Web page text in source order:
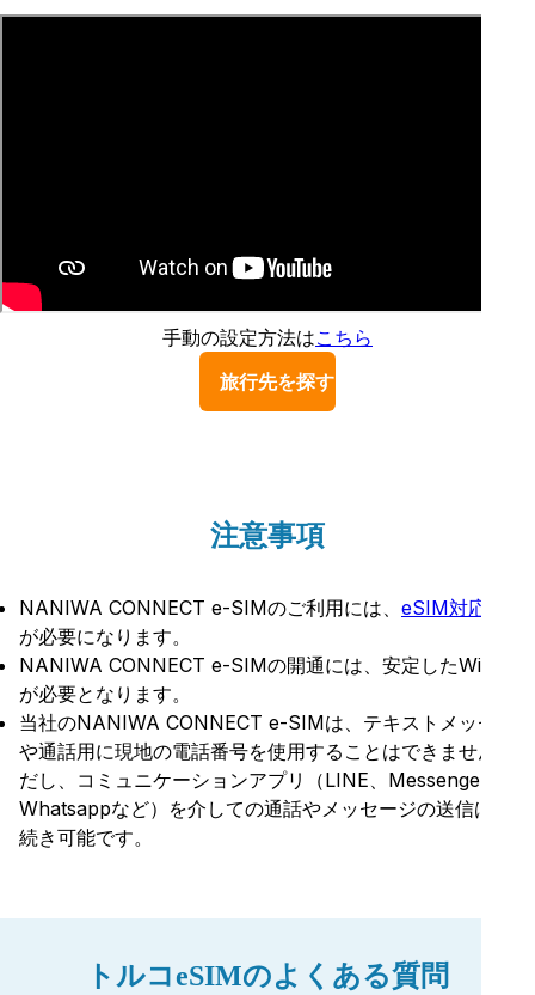
手動の設定方法はこちら
旅行先を探す
注意事項
NANIWA CONNECT e-SIMのご利用には、 eSIM対応機種
が必要になります。
NANIWA CONNECT e-SIMの開通には、安定したWiFi環境
が必要となります。
当社のNANIWA CONNECT e-SIMは、テキストメッセージ
や通話用に現地の電話番号を使用することはできません。た
だし、コミュニケーションアプリ（LINE、Messenger、
Whatsappなど）を介しての通話やメッセージの送信は引き
続き可能です。
トルコeSIMのよくある質問